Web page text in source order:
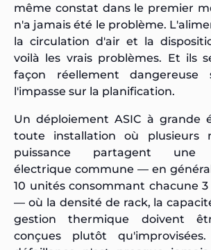
même constat dans le premier
n'a jamais été le problème.
la circulation d'air et la
voilà les vrais problèmes. Et ils
façon réellement
l'impasse sur la planification.
Un déploiement ASIC à grande
toute installation où plusieurs
puissance partagent une
électrique commune — en
10 unités consommant chacune
— où la densité de rack, la
gestion thermique doivent
conçues plutôt